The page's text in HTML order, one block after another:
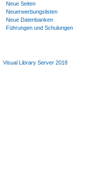
Neue Seiten
Neuerwerbungslisten
Neue Datenbanken
Führungen und Schulungen
Visual Library Server 2018